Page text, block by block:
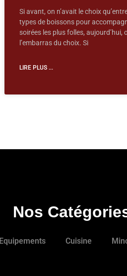
Si avant, on n’avait le choix
types de boissons pour
soirées les plus folles, aujourd’hui,
l’embarras du choix. Si
LIRE PLUS ...
Nos
Equipements Cuisine